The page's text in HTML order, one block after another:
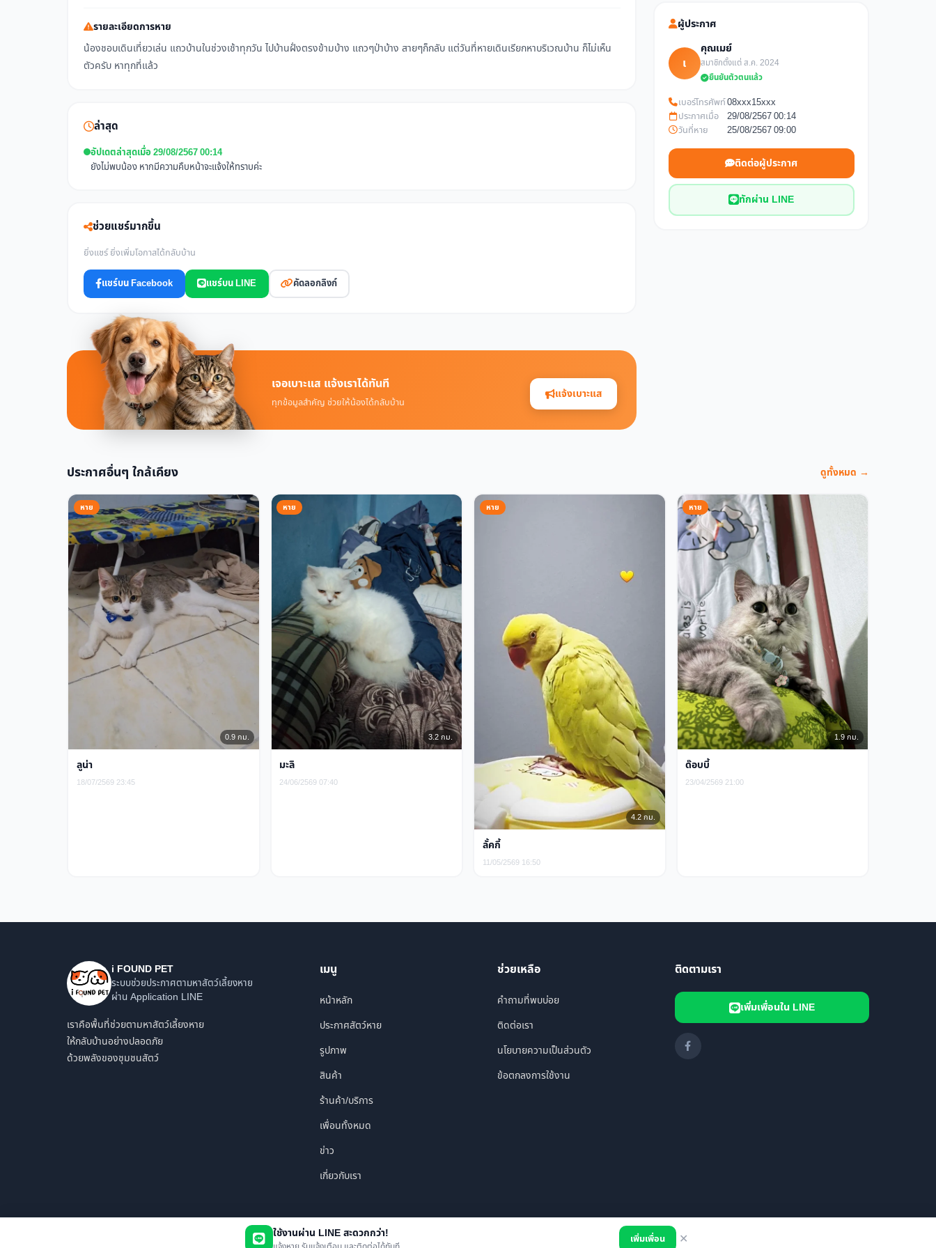
ใช้งานผ่าน LINE สะดวกกว่า! เพิ่มเพื่อน ✕
รายละเอียดการหาย
น้องชอบเดินเที่ยวเล่น แถวบ้านในช่วงเช้าทุกวัน ไปบ้านฝั่งตรงข้ามบ้าง แถวๆป่าบ้าง สายๆก็กลับ แต่วันที่หายเดินเรียกหาบริเวณบ้าน ก็ไม่เห็น
ตัวครับ หาทุกที่แล้ว
ล่าสุด
อัปเดตล่าสุดเมื่อ 29/08/2567 00:14
ยังไม่พบน้อง หากมีความคืบหน้าจะแจ้งให้ทราบค่ะ
ช่วยแชร์มากขึ้น
ยิ่งแชร์ ยิ่งเพิ่มโอกาสได้กลับบ้าน
แชร์บน Facebook แชร์บน LINE คัดลอกลิงก์
เจอเบาะแส แจ้งเราได้ทันที
ทุกข้อมูลสำคัญ ช่วยให้น้องได้กลับบ้าน
แจ้งเบาะแส
ผู้ประกาศ
เ
คุณเมย์
สมาชิกตั้งแต่ ส.ค. 2024
ยืนยันตัวตนแล้ว
เบอร์โทรศัพท์08xxx15xxx
ประกาศเมื่อ
29/08/2567 00:14
วันที่หาย
25/08/2567 09:00
ติดต่อผู้ประกาศ
ทักผ่าน LINE
ประกาศอื่นๆ ใกล้เคียง ดูทั้งหมด →
หาย
0.9 กม.
ลูน่า
18/07/2569 23:45
หาย
3.2 กม.
มะลิ
24/06/2569 07:40
หาย
4.2 กม.
ลั้คกี้
11/05/2569 16:50
หาย
1.9 กม.
ด๊อบบี้
23/04/2569 21:00
i FOUND PET
ระบบช่วยประกาศตามหาสัตว์เลี้ยงหาย
ผ่าน Application LINE
เราคือพื้นที่ช่วยตามหาสัตว์เลี้ยงหาย
ให้กลับบ้านอย่างปลอดภัย
ด้วยพลังของชุมชนสัตว์
เมนู
หน้าหลัก
ประกาศสัตว์หาย
รูปภาพ
สินค้า
ร้านค้า/บริการ
เพื่อนทั้งหมด
ข่าว
เกี่ยวกับเรา
ช่วยเหลือ
คำถามที่พบบ่อย
ติดต่อเรา
นโยบายความเป็นส่วนตัว
ข้อตกลงการใช้งาน
ติดตามเรา
เพิ่มเพื่อนใน LINE
© 2026 i FOUND PET. All rights reserved.